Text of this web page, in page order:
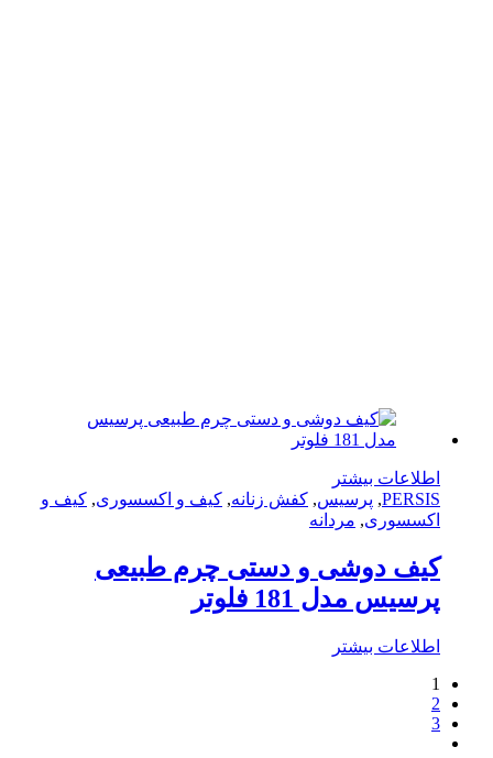
بیشتر
پرسیس, کفش زنانه,کیف و اکسسوری,کیف و
,مردانه
دوشی و دستی چرم طبیعی
مدل 181 فلوتر
بیشتر